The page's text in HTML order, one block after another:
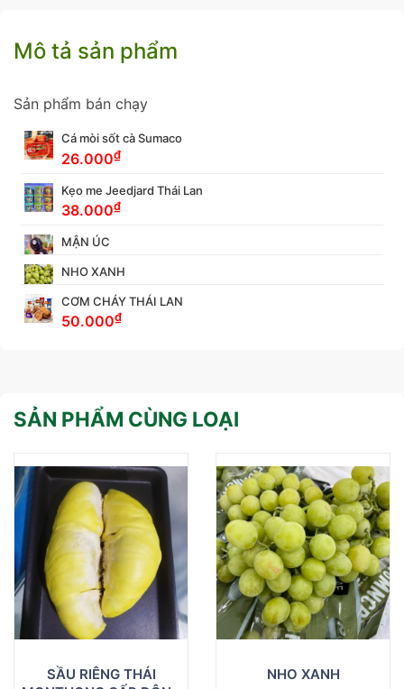
Mô tả sản phẩm
Sản phẩm bán chạy
Cá mòi sốt cà Sumaco
26.000₫
Kẹo me Jeedjard Thái Lan
38.000₫
MẬN ÚC
NHO XANH
CƠM CHÁY THÁI LAN
50.000₫
SẢN PHẨM CÙNG LOẠI
SẦU RIÊNG THÁI
NHO XANH